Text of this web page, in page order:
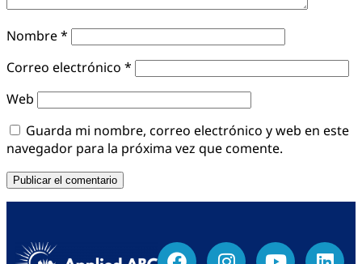
Nombre*
Correo electrónico *
Web
Guarda mi nombre, correo electrónico y web en este
navegador para la próxima vez que comente.